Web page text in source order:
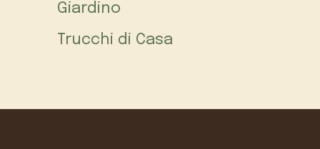
Giardino
Trucchi di Casa